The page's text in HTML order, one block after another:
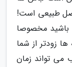
طبیعی است!
باشید مخصوصا
زودتر از شما
تواند زمان